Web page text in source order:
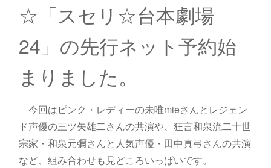
☆「スセリ☆台本劇場
24」の先行ネット予約始
まりました。
今回はピンク・レディーの未唯mieさんとレジェン
ド声優の三ツ矢雄二さんの共演や、狂言和泉流二十世
宗家・和泉元彌さんと人気声優・田中真弓さんの共演
など、組み合わせも見どころいっぱいです。